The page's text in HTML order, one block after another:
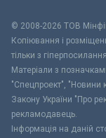
© 2008-2026 ТОВ
Копіювання і
тільки з
Матеріали з
"Спецпроект", "Новини
Закону України "Про
рекламодавець.
Інформація на даній